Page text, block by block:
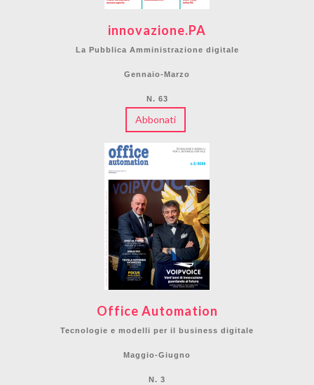
innovazione.PA
La Pubblica Amministrazione digitale
Gennaio-Marzo
N. 63
Abbonati
Office Automation
Tecnologie e modelli per il business digitale
Maggio-Giugno
N. 3